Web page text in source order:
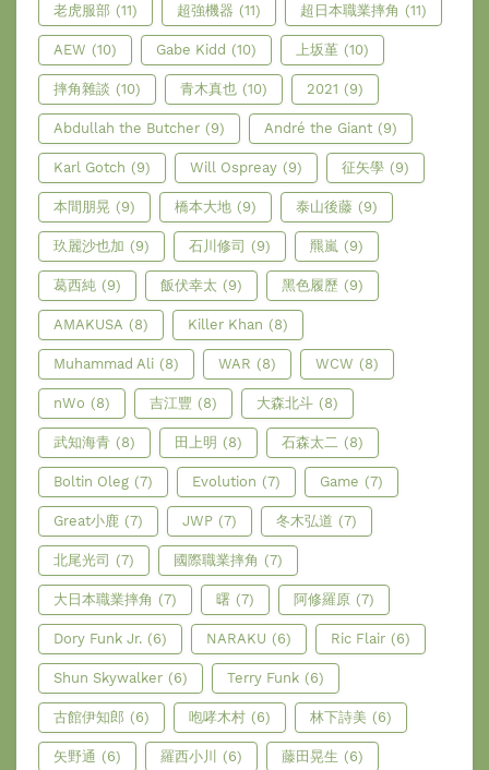
老虎服部 (11) 超強機器 (11) 超日本職業摔角 (11)
AEW (10) Gabe Kidd (10) 上坂堇 (10)
摔角雜談 (10) 青木真也 (10) 2021 (9)
Abdullah the Butcher (9) André the Giant (9)
Karl Gotch (9) Will Ospreay (9) 征矢學 (9)
本間朋晃 (9) 橋本大地 (9) 泰山後藤 (9)
玖麗沙也加 (9) 石川修司 (9) 羆嵐 (9)
葛西純 (9) 飯伏幸太 (9) 黑色履歷 (9)
AMAKUSA (8) Killer Khan (8)
Muhammad Ali (8) WAR (8) WCW (8)
nWo (8) 吉江豐 (8) 大森北斗 (8)
武知海青 (8) 田上明 (8) 石森太二 (8)
Boltin Oleg (7) Evolution (7) Game (7)
Great小鹿 (7) JWP (7) 冬木弘道 (7)
北尾光司 (7) 國際職業摔角 (7)
大日本職業摔角 (7) 曙 (7) 阿修羅原 (7)
Dory Funk Jr. (6) NARAKU (6) Ric Flair (6)
Shun Skywalker (6) Terry Funk (6)
古館伊知郎 (6) 咆哮木村 (6) 林下詩美 (6)
矢野通 (6) 羅西小川 (6) 藤田晃生 (6)